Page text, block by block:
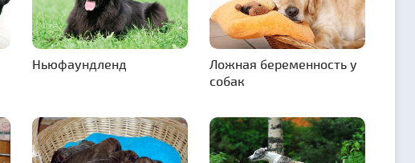
Ньюфаундленд
Ложная беременность у
собак